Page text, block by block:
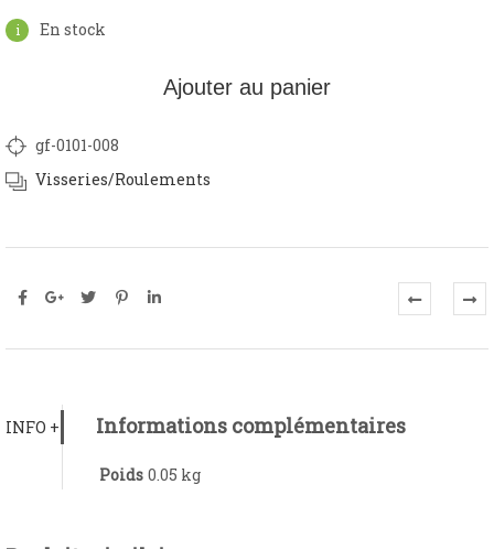
En stock
Ajouter au panier
gf-0101-008
Visseries/Roulements
INFO + Informations complémentaires
Poids 0.05 kg